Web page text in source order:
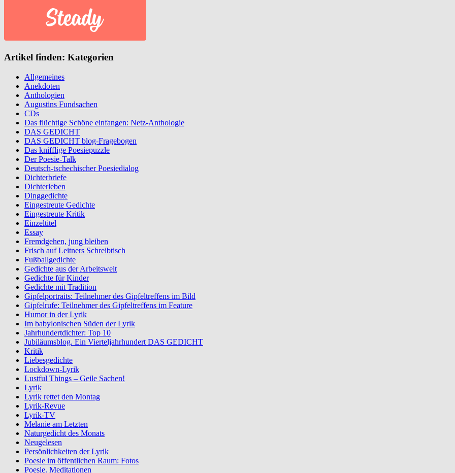
Artikel finden: Kategorien
Allgemeines
Anekdoten
Anthologien
Augustins Fundsachen
CDs
Das flüchtige Schöne einfangen: Netz-Anthologie
DAS GEDICHT
DAS GEDICHT blog-Fragebogen
Das knifflige Poesiepuzzle
Der Poesie-Talk
Deutsch-tschechischer Poesiedialog
Dichterbriefe
Dichterleben
Dinggedichte
Eingestreute Gedichte
Eingestreute Kritik
Einzeltitel
Essay
Fremdgehen, jung bleiben
Frisch auf Leitners Schreibtisch
Fußballgedichte
Gedichte aus der Arbeitswelt
Gedichte für Kinder
Gedichte mit Tradition
Gipfelportraits: Teilnehmer des Gipfeltreffens im Bild
Gipfelrufe: Teilnehmer des Gipfeltreffens im Feature
Humor in der Lyrik
Im babylonischen Süden der Lyrik
Jahrhundertdichter: Top 10
Jubiläumsblog. Ein Vierteljahrhundert DAS GEDICHT
Kritik
Liebesgedichte
Lockdown-Lyrik
Lustful Things – Geile Sachen!
Lyrik
Lyrik rettet den Montag
Lyrik-Revue
Lyrik-TV
Melanie am Letzten
Naturgedicht des Monats
Neugelesen
Persönlichkeiten der Lyrik
Poesie im öffentlichen Raum: Fotos
Poesie. Meditationen